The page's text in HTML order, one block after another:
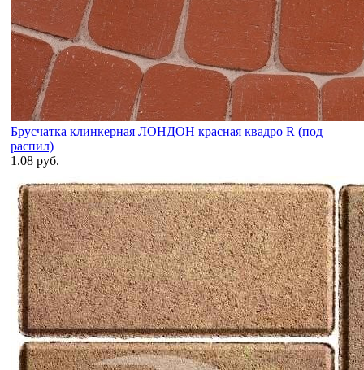
Брусчатка клинкерная ЛОНДОН красная квадро R (под
распил)
1.08 руб.